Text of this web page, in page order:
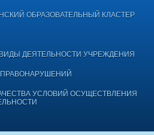
ОБРАЗОВАТЕЛЬНЫЙ КЛАСТЕР
ДЕЯТЕЛЬНОСТИ УЧРЕЖДЕНИЯ
УСЛОВИЙ ОСУЩЕСТВЛЕНИЯ